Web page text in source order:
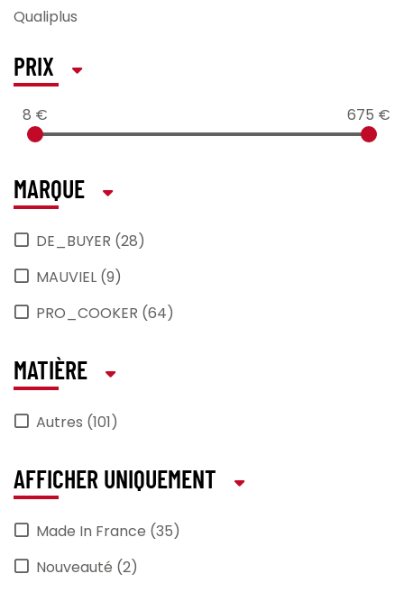
Qualiplus
PRIX
8 € 675 €
MARQUE
DE_BUYER (28)
MAUVIEL (9)
PRO_COOKER (64)
MATIÈRE
Autres (101)
AFFICHER UNIQUEMENT
Made In France (35)
Nouveauté (2)